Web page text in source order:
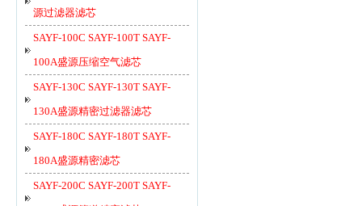
源过滤器滤芯
SAYF-100C SAYF-100T SAYF-
100A盛源压缩空气滤芯
SAYF-130C SAYF-130T SAYF-
130A盛源精密过滤器滤芯
SAYF-180C SAYF-180T SAYF-
180A盛源精密滤芯
SAYF-200C SAYF-200T SAYF-